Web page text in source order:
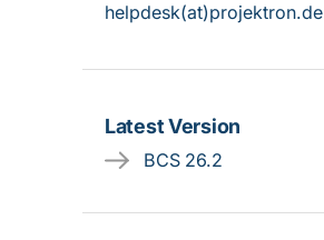
helpdesk(at)projektron.de
Latest Version
BCS 26.2